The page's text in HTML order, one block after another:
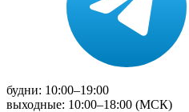
будни: 10:00–19:00
выходные: 10:00–18:00 (МСК)